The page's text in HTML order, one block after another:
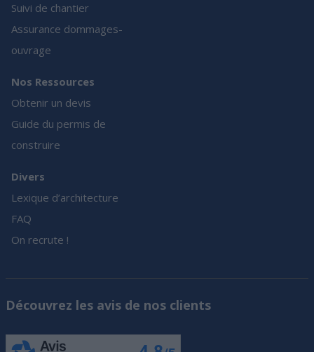
Suivi de chantier
Assurance dommages-
ouvrage
Nos Ressources
Obtenir un devis
Guide du permis de
construire
Divers
Lexique d’architecture
FAQ
On recrute !
Découvrez les avis de nos clients